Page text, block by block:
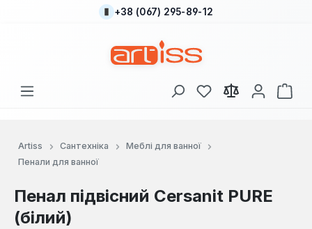
Перейти до основного вмісту
+38 (067) 295-89-12
У вас є 0 у списку
Artiss Сантехніка
Меблі для ванної
Пенали для ванної
Пенал підвісний Cersanit PURE
(білий)